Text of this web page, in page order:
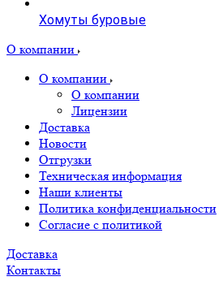
Хомуты буровые
О компании
О компании
О компании
Лицензии
Доставка
Новости
Отгрузки
Техническая информация
Наши клиенты
Политика конфиденциальности
Согласие с политикой
Доставка
Контакты